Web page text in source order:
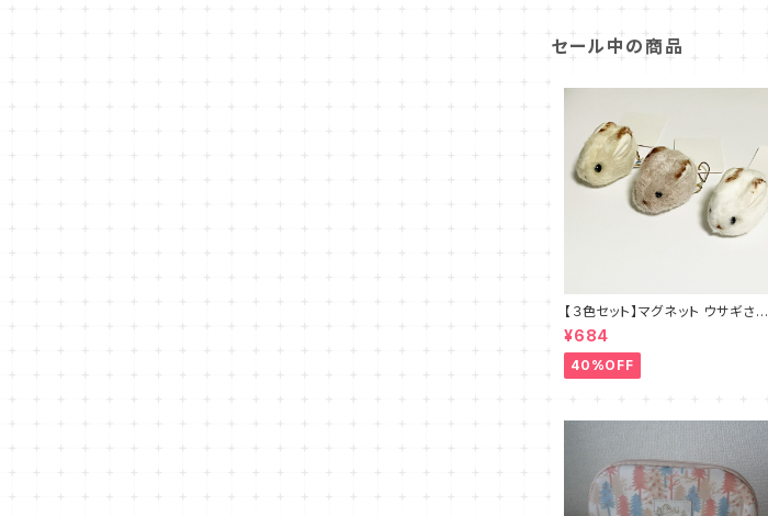
セール中の商品
【３色セット】マグネット ウサギさん
◆ブラウン・ホワイト・ベージュ
¥684
40%OFF